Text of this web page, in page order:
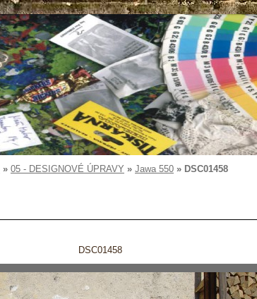
» 05 - DESIGNOVÉ ÚPRAVY » Jawa 550 » DSC01458
DSC01458